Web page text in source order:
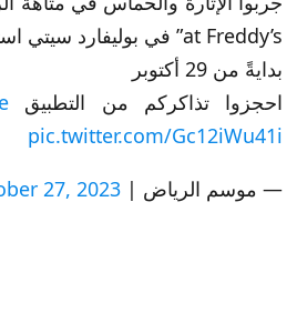
at Freddy’s” في بوليفارد سيتي استديوز زون ‍
بدايةً من 29 أكتوبر
احجزوا تذاكركم من التطبيق https://t.co/SO4dpeKyp6
pic.twitter.com/Gc12iWu41i
— موسم الرياض | Riyadh Season (@RiyadhSeason) 27, 2023